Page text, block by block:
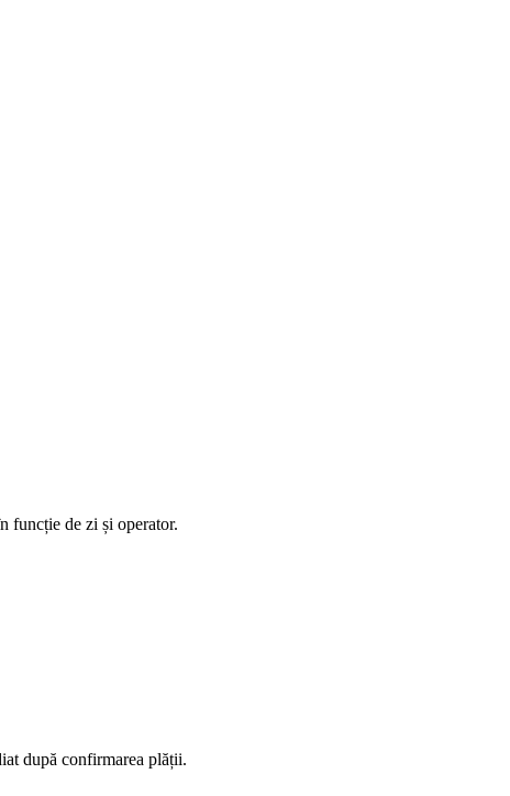
funcție de zi și operator.
după confirmarea plății.